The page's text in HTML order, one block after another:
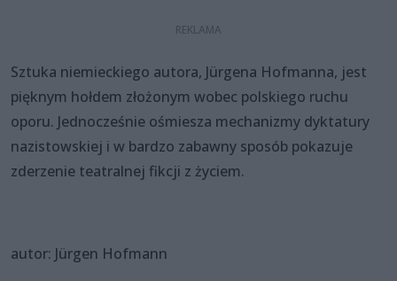
Sztuka niemieckiego autora, Jürgena Hofmanna, jest
pięknym hołdem złożonym wobec polskiego ruchu
oporu. Jednocześnie ośmiesza mechanizmy dyktatury
nazistowskiej i w bardzo zabawny sposób pokazuje
zderzenie teatralnej fikcji z życiem.
autor: Jürgen Hofmann